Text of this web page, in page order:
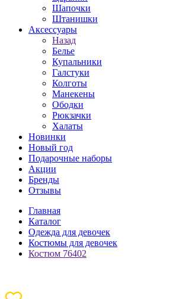
Шапочки
Штанишки
Аксессуары
Назад
Белье
Купальники
Галстуки
Колготы
Манекены
Ободки
Рюкзачки
Халаты
Новинки
Новый год
Подарочные наборы
Акции
Бренды
Отзывы
Главная
Каталог
Одежда для девочек
Костюмы для девочек
Костюм 76402